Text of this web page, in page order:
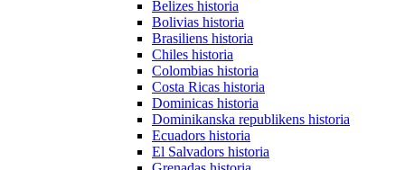
Belizes historia
Bolivias historia
Brasiliens historia
Chiles historia
Colombias historia
Costa Ricas historia
Dominicas historia
Dominikanska republikens historia
Ecuadors historia
El Salvadors historia